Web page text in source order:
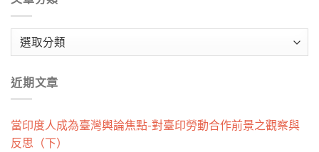
類
近期文章
當印度人成為臺灣輿論焦點-對臺印勞動合作前景之觀察與
反思（下）